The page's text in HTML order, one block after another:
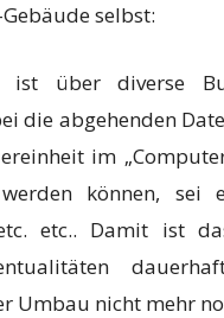
selbst:
ist über diverse
die abgehenden
im
können, sei
etc.. Damit ist
Umbau nicht mehr